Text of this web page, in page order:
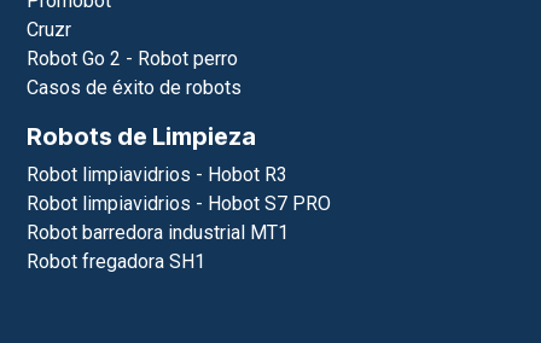
Cruzr
Robot Go 2 - Robot perro
Casos de éxito de robots
Robots de Limpieza
Robot limpiavidrios - Hobot R3
Robot limpiavidrios - Hobot S7 PRO
Robot barredora industrial MT1
Robot fregadora SH1